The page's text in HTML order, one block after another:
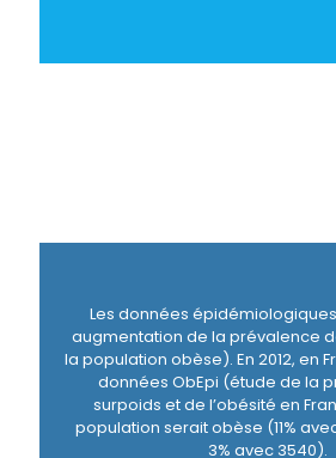
Les données
augmentation de la prévalence
la population obèse). En 2012, en
données ObEpi (étude de la
surpoids et de l’obésité en
population serait obèse (11%
3% avec 3540).